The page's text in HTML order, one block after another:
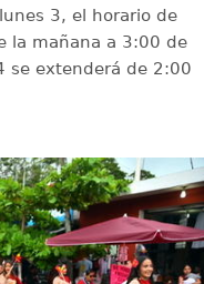
3, el horario de
la mañana a 3:00 de
se extenderá de 2:00